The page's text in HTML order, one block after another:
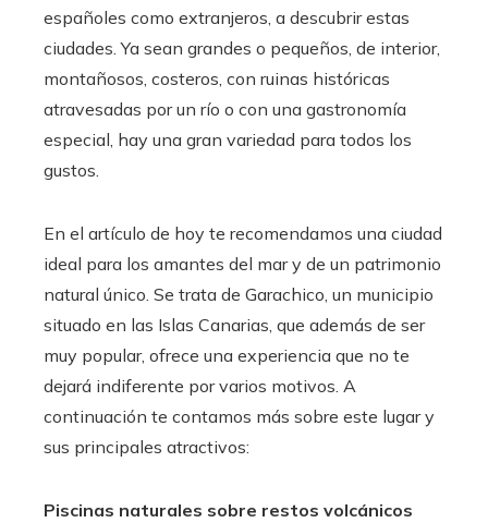
españoles como extranjeros, a descubrir estas
ciudades. Ya sean grandes o pequeños, de interior,
montañosos, costeros, con ruinas históricas
atravesadas por un río o con una gastronomía
especial, hay una gran variedad para todos los
gustos.
En el artículo de hoy te recomendamos una ciudad
ideal para los amantes del mar y de un patrimonio
natural único. Se trata de Garachico, un municipio
situado en las Islas Canarias, que además de ser
muy popular, ofrece una experiencia que no te
dejará indiferente por varios motivos. A
continuación te contamos más sobre este lugar y
sus principales atractivos:
Piscinas naturales sobre restos volcánicos